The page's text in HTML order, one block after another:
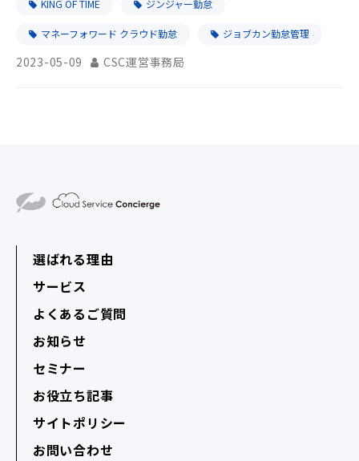
KING OF TIME ジンジャー勤怠
マネーフォワード クラウド勤怠 ジョブカン勤怠管理
2023-05-09 CSC運営事務局
選ばれる理由
サービス
よくあるご質問
お知らせ
セミナー
お役立ち記事
サイトポリシー
お問い合わせ